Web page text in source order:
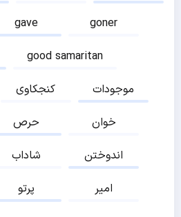
gave
goner
good samaritan
کنجکاوی
موجودات
حرص
خوان
شاداب
اندوختن
پرتو
امیر